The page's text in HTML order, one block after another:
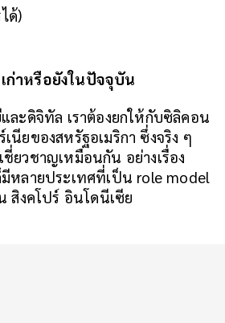
ด้)
ก่าหรือยังในปัจจุบัน
และดิจิทัล เราต้องยกให้กับซิลิคอน
นียของสหรัฐอเมริกา ซึ่งจริง ๆ
ชี่ยวชาญเหมือนกัน อย่างเรื่อง
หลายประเทศที่เป็น role model
สิงคโปร์ อินโดนีเซีย